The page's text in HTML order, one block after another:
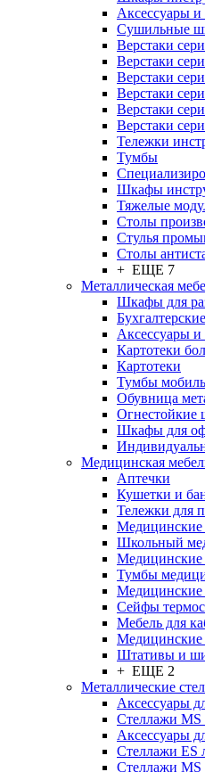
Аксессуары
Cушильные
Верстаки
Верстаки
Верстаки
Верстаки
Верстаки
Верстаки
Тележки
Тумбы
Шкафы
Тяжелые
Столы
Стулья
Столы
+ ЕЩЕ 7
Металлическая
Шкафы для
Аксессуары
Картотеки
Картотеки
Тумбы
Обувница
Огнестойкие
Шкафы для
Медицинская
Аптечки
Кушетки и
Тележки для
Медицинские
Школьный
Тумбы
Медицинские
Сейфы
Мебель для
Медицинские
Штативы и
+ ЕЩЕ 2
Металлические
Аксессуары
Стеллажи MS
Аксессуары
Стеллажи ES
Стеллажи MS